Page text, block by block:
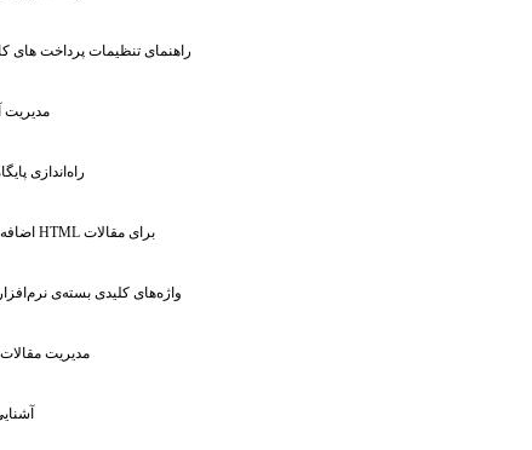
: راهنمای تنظیمات پرداخت های
: مدیریت
: راه‌اندازی
: اضافه کردن فایل HTML برای مقالات
: واژه‌های کلیدی بسته‌ی
: مدیریت
: